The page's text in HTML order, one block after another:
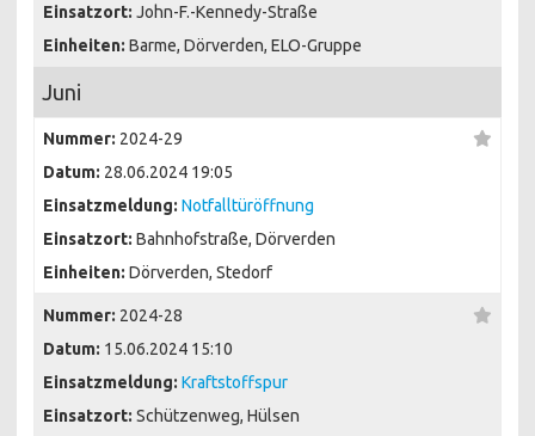
Einsatzort: John-F.-Kennedy-Straße
Einheiten: Barme, Dörverden, ELO-Gruppe
Juni
Nummer: 2024-29
Datum: 28.06.2024 19:05
Einsatzmeldung: Notfalltüröffnung
Einsatzort: Bahnhofstraße, Dörverden
Einheiten: Dörverden, Stedorf
Nummer: 2024-28
Datum: 15.06.2024 15:10
Einsatzmeldung: Kraftstoffspur
Einsatzort: Schützenweg, Hülsen